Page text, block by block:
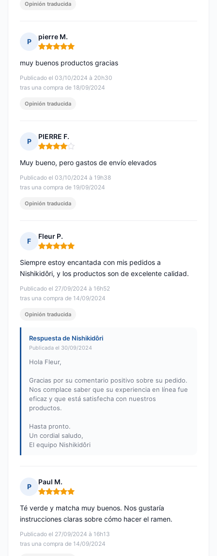
Opinión traducida
P
pierre M.
Nota: 5 de 5
Publicado el 03/10/2024 à 20h30
tras una compra de 18/09/2024
muy buenos productos gracias
Opinión traducida
P
PIERRE F.
Nota: 4 de 5
Publicado el 03/10/2024 à 19h38
tras una compra de 19/09/2024
Muy bueno, pero gastos de envío elevados
Opinión traducida
F
Fleur P.
Nota: 5 de 5
Publicado el 27/09/2024 à 16h52
tras una compra de 14/09/2024
Siempre estoy encantada con mis pedidos a
Nishikidôri, y los productos son de excelente calidad.
Opinión traducida
Respuesta de Nishikidôri
Publicada el 30/09/2024
Hola Fleur,
Gracias por su comentario positivo sobre su pedido.
Nos complace saber que su experiencia en línea fue
eficaz y que está satisfecha con nuestros
productos.
Hasta pronto.
Un cordial saludo,
El equipo Nishikidôri
P
Paul M.
Nota: 5 de 5
Publicado el 27/09/2024 à 16h13
tras una compra de 14/09/2024
Té verde y matcha muy buenos. Nos gustaría
instrucciones claras sobre cómo hacer el ramen.